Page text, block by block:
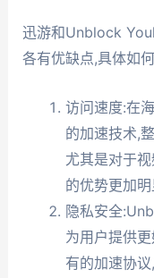
迅游和Unblock
各有优缺点,具体如
访问速度:在
的加速技术,
尤其是对于
的优势更加明
隐私安全
为用户提供
有的加速协